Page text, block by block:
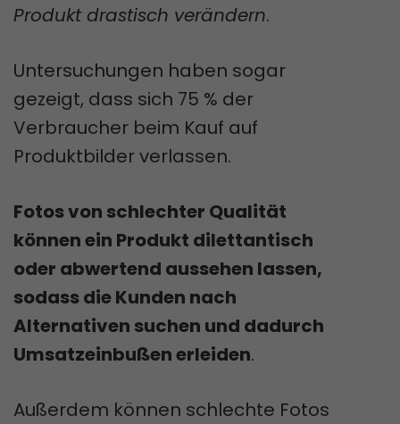
Produkt drastisch verändern.
Untersuchungen haben sogar
gezeigt, dass sich 75 % der
Verbraucher beim Kauf auf
Produktbilder verlassen.
Fotos von schlechter Qualität
können ein Produkt dilettantisch
oder abwertend aussehen lassen,
sodass die Kunden nach
Alternativen suchen und dadurch
Umsatzeinbußen erleiden.
Außerdem können schlechte Fotos